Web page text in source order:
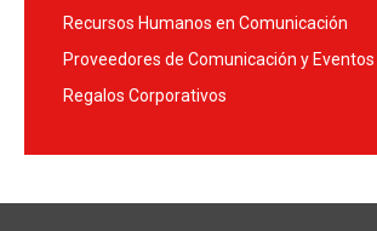
Recursos Humanos en Comunicación
Proveedores de Comunicación y Eventos
Regalos Corporativos